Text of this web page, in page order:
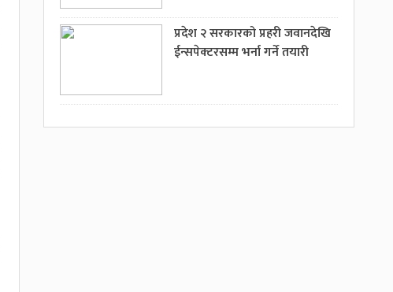
प्रदेश २ सरकारको प्रहरी जवानदेखि
ईन्सपेक्टरसम्म भर्ना गर्ने तयारी